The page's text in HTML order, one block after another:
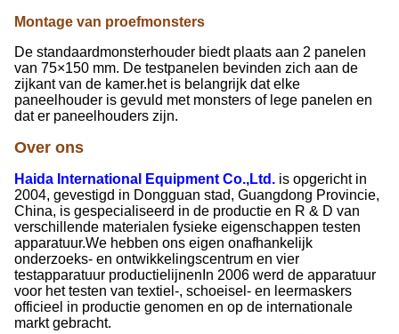
Montage van proefmonsters
De standaardmonsterhouder biedt plaats aan 2 panelen
van 75×150 mm. De testpanelen bevinden zich aan de
zijkant van de kamer.het is belangrijk dat elke
paneelhouder is gevuld met monsters of lege panelen en
dat er paneelhouders zijn.
Over ons
Haida International Equipment Co.,Ltd. is opgericht in
2004, gevestigd in Dongguan stad, Guangdong Provincie,
China, is gespecialiseerd in de productie en R & D van
verschillende materialen fysieke eigenschappen testen
apparatuur.We hebben ons eigen onafhankelijk
onderzoeks- en ontwikkelingscentrum en vier
testapparatuur productielijnenIn 2006 werd de apparatuur
voor het testen van textiel-, schoeisel- en leermaskers
officieel in productie genomen en op de internationale
markt gebracht.